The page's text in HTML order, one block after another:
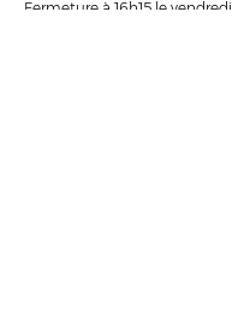
Fermeture à 16h15 le vendredi